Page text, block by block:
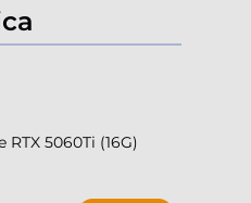
RTX 5060Ti (16G)